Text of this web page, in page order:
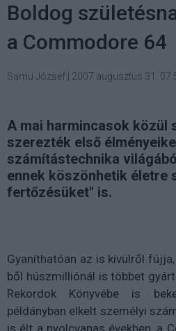
Boldog
a Commodore 64
Samu József 2007 augusztus 31.
A mai harmincasok közül
szerezték első
számítástechnika
ennek köszönhetik életre
fertőzésüket" is.
Gyaníthatóan az is kívülről
ből húszmilliónál is többet
Rekordok Könyvébe is
példányban elkelt személyi